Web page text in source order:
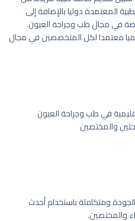
المعتمدة دوليا بالإضافة إلى
في مجال طب وجراحة العيون.
معتمدا لكل المتخصصين في مجال
في طب وجراحة العيون
والمختصين
ومتكاملة باستخدام أحدث
والمختصين.